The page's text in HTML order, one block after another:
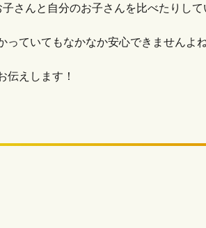
さんと自分のお子さんを比べたりして
ていてもなかなか安心できませんよね
伝えします！